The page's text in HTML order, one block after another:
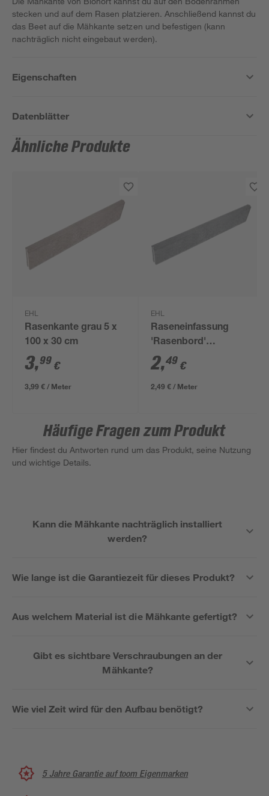
stecken und auf dem Rasen platzieren. Anschließend kannst du
das Beet auf die Mähkante setzen und befestigen (kann
nachträglich nicht eingebaut werden).
Eigenschaften
Datenblätter
Ähnliche Produkte
EHL
Rasenkante grau 5 x
100 x 30 cm
3,99 €
3,99 € / Meter
EHL
Raseneinfassung
'Rasenbord'
beidseitig abgerundet
5 x 25 x 100 cm grau
2,49 €
2,49 € / Meter
Häufige Fragen zum Produkt
Hier findest du Antworten rund um das Produkt, seine Nutzung
und wichtige Details.
Kann die Mähkante nachträglich installiert
werden?
Wie lange ist die Garantiezeit für dieses Produkt?
Aus welchem Material ist die Mähkante gefertigt?
Gibt es sichtbare Verschraubungen an der
Mähkante?
Wie viel Zeit wird für den Aufbau benötigt?
5 Jahre Garantie auf toom Eigenmarken